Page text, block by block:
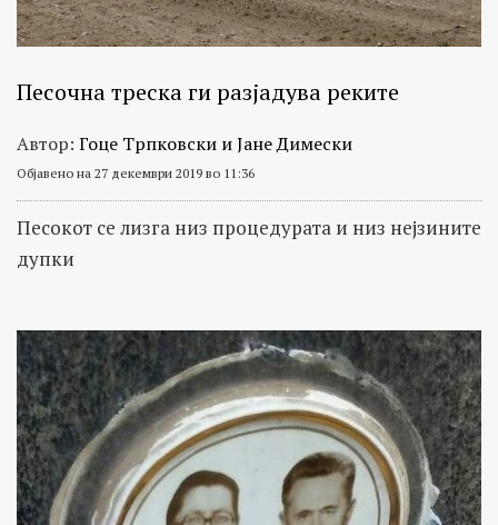
Песочна треска ги разјадува реките
Автор: Гоце Трпковски и Јане Димески
Објавено на 27 декември 2019 во 11:36
Песокот се лизга низ процедурата и низ нејзините
дупки